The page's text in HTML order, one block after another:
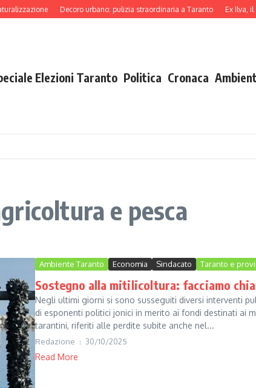
Decoro urbano: pulizia straordinaria a Taranto Ex Ilva, il
Elezioni Taranto Politica Cronaca
e pesca
Ambiente Taranto Economia Sindacato Taranto e
Sostegno alla mitilicoltura: facciamo
Negli ultimi giorni si sono susseguiti diversi interventi
di esponenti politici jonici in merito ai fondi destinati ai
tarantini, riferiti alle perdite subite anche nel...
Redazione 30/10/2025
Read More